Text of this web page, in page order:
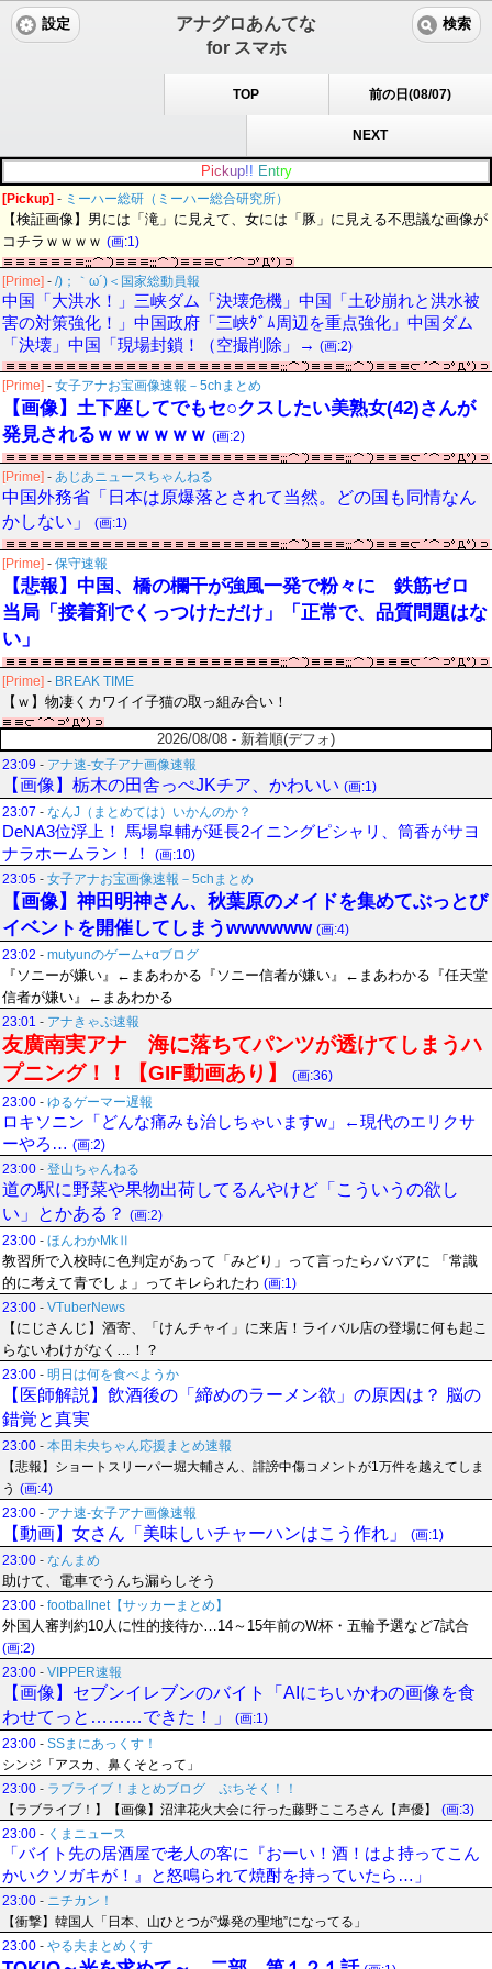
アナグロあんてな
for スマホ
設定 検索
TOP 前の日(08/07)
NEXT
Pic kup!! Entry
[Pickup] - ミーハー総研（ミーハー総合研究所）
【検証画像】男には「滝」に見えて、女には「豚」に見える不思議な画像が
コチラｗｗｗｗ (画:1)
[Prime] - /)；｀ω´)＜国家総動員報
中国「大洪水！」三峡ダム「決壊危機」中国「土砂崩れと洪水被
害の対策強化！」中国政府「三峡ﾀﾞﾑ周辺を重点強化」中国ダム
「決壊」中国「現場封鎖！（空撮削除」→ (画:2)
[Prime] - 女子アナお宝画像速報－5chまとめ
【画像】土下座してでもセ○クスしたい美熟女(42)さんが
発見されるｗｗｗｗｗｗ (画:2)
[Prime] - あじあニュースちゃんねる
中国外務省「日本は原爆落とされて当然。どの国も同情なん
かしない」
(画:1)
[Prime] - 保守速報
【悲報】中国、橋の欄干が強風一発で粉々に 鉄筋ゼロ
当局「接着剤でくっつけただけ」「正常で、品質問題はな
い」
[Prime] - BREAK TIME
【ｗ】物凄くカワイイ子猫の取っ組み合い！
2026/08/08 - 新着順(デフォ)
23:09 - アナ速‐女子アナ画像速報
【画像】栃木の田舎っぺJKチア、かわいい (画:1)
23:07 - なんJ（まとめては）いかんのか？
DeNA3位浮上！ 馬場皐輔が延長2イニングピシャリ、筒香がサヨ
ナラホームラン！！
(画:10)
23:05 - 女子アナお宝画像速報－5chまとめ
【画像】神田明神さん、秋葉原のメイドを集めてぶっとび
イベントを開催してしまうwwwwww (画:4)
23:02 - mutyunのゲーム+αブログ
『ソニーが嫌い』←まあわかる『ソニー信者が嫌い』←まあわかる『任天堂
信者が嫌い』←まあわかる
23:01 - アナきゃぷ速報
友廣南実アナ 海に落ちてパンツが透けてしまうハ
プニング！！【GIF動画あり】
(画:36)
23:00 - ゆるゲーマー遅報
ロキソニン「どんな痛みも治しちゃいますw」←現代のエリクサ
ーやろ… (画:2)
23:00 - 登山ちゃんねる
道の駅に野菜や果物出荷してるんやけど「こういうの欲し
い」とかある？ (画:2)
23:00 - ほんわかMkⅡ
教習所で入校時に色判定があって「みどり」って言ったらババアに 「常識
的に考えて青でしょ」ってキレられたわ (画:1)
23:00 - VTuberNews
【にじさんじ】酒寄、「けんチャイ」に来店！ライバル店の登場に何も起こ
らないわけがなく…！？
23:00 - 明日は何を食べようか
【医師解説】飲酒後の「締めのラーメン欲」の原因は？ 脳の
錯覚と真実
23:00 - 本田未央ちゃん応援まとめ速報
【悲報】ショートスリーパー堀大輔さん、誹謗中傷コメントが1万件を越えてしま
う (画:4)
23:00 - アナ速‐女子アナ画像速報
【動画】女さん「美味しいチャーハンはこう作れ」
(画:1)
23:00 - なんまめ
助けて、電車でうんち漏らしそう
23:00 - footballnet【サッカーまとめ】
外国人審判約10人に性的接待か…14～15年前のW杯・五輪予選など7試合
(画:2)
23:00 - VIPPER速報
【画像】セブンイレブンのバイト「AIにちいかわの画像を食
わせてっと………できた！」
(画:1)
23:00 - SSまにあっくす！
シンジ「アスカ、鼻くそとって」
23:00 - ラブライブ！まとめブログ ぷちそく！！
【ラブライブ！】【画像】沼津花火大会に行った藤野こころさん【声優】
(画:3)
23:00 - くまニュース
「バイト先の居酒屋で老人の客に『おーい！酒！はよ持ってこん
かいクソガキが！』と怒鳴られて焼酎を持っていたら…」
23:00 - ニチカン！
【衝撃】韓国人「日本、山ひとつが”爆発の聖地”になってる」
23:00 - やる夫まとめくす